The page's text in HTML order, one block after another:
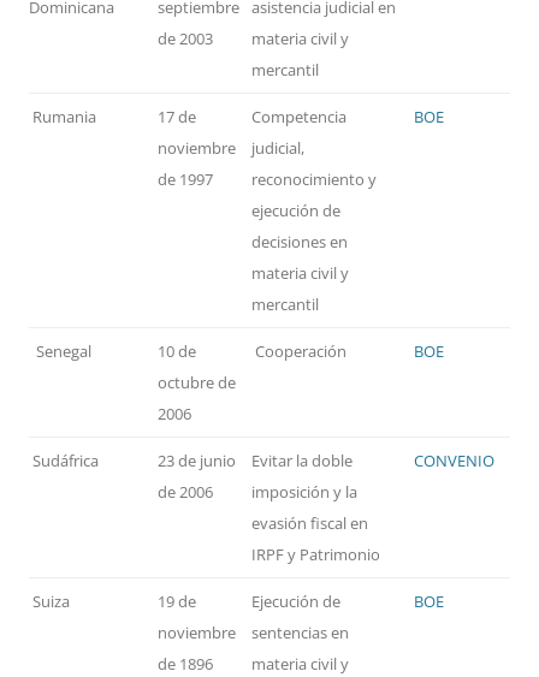
Dominicana
septiembre
de 2003
asistencia judicial en
materia civil y
mercantil
Rumania
17 de
noviembre
de 1997
Competencia
judicial,
reconocimiento y
ejecución de
decisiones en
materia civil y
mercantil
BOE
Senegal
10 de
octubre de
2006
Cooperación BOE
Sudáfrica
23 de junio
de 2006
Evitar la doble
imposición y la
evasión fiscal en
IRPF y Patrimonio
CONVENIO
Suiza
19 de
noviembre
de 1896
Ejecución de
sentencias en
materia civil y
BOE